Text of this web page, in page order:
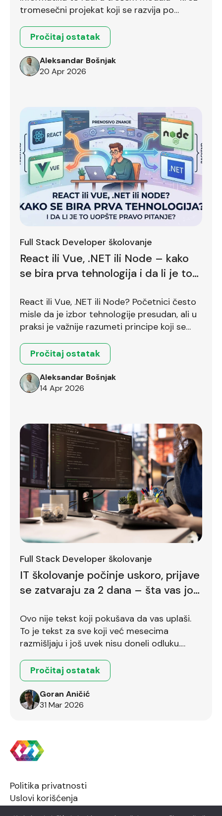
tromesečni projekat koji se razvija po
Pročitaj ostatak
Aleksandar Bošnjak
20 Apr 2026
Full Stack Developer školovanje
React ili Vue, .NET ili Node – kako
se bira prva tehnologija i da li je to
React ili Vue, .NET ili Node? Početnici često
misle da je izbor tehnologije presudan, ali u
praksi je važnije razumeti principe koji se
Pročitaj ostatak
Aleksandar Bošnjak
14 Apr 2026
Full Stack Developer školovanje
IT školovanje počinje uskoro, prijave
se zatvaraju za 2 dana – šta vas još
Ovo nije tekst koji pokušava da vas uplaši.
To je tekst za sve koji već mesecima
razmišljaju i još uvek nisu doneli odluku.
Pročitaj ostatak
Goran Aničić
31 Mar 2026
Politika privatnosti
Uslovi korišćenja